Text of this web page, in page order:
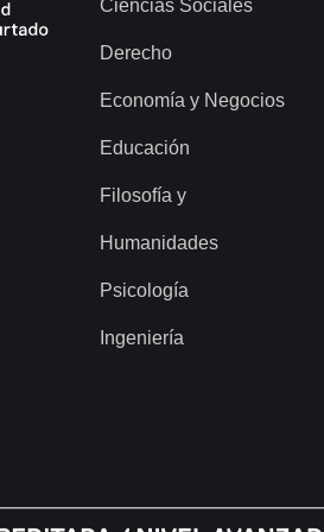
Ciencias Sociales
Derecho
Economía y Negocios
Educación
Filosofía y
Humanidades
Psicología
Ingeniería